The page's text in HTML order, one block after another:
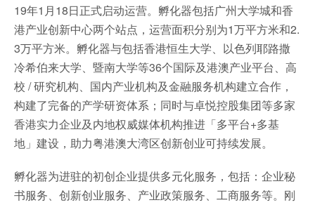
19年1月18日正式启动运营。孵化器包括广州大学城和香
港产业创新中心两个站点，运营面积分别为1万平方米和2.
3万平方米。孵化器与包括香港恒生大学、以色列耶路撒
冷希伯来大学、暨南大学等36个国际及港澳产业平台、高
校 / 研究机构、国内产业机构及金融服务机构建立合作，
构建了完备的产学研资体系；同时与卓悦控股集团等多家
香港实力企业及内地权威媒体机构推进「多平台+多基
地」建设，助力粤港澳大湾区创新创业可持续发展。
孵化器为进驻的初创企业提供多元化服务，包括：企业秘
书服务、创新创业服务、产业政策服务、工商服务等。刚